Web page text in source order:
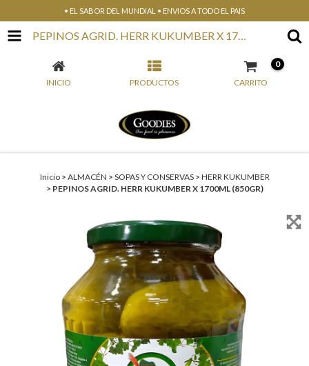
• EL SABOR DEL MUNDIAL • ENVIOS A TODO EL PAIS
PEPINOS AGRID. HERR KUKUMBER X 1700ML (850GR)
INICIO PRODUCTOS CARRITO
0
Inicio > ALMACÉN > SOPAS Y CONSERVAS > HERR KUKUMBER
> PEPINOS AGRID. HERR KUKUMBER X 1700ML (850GR)